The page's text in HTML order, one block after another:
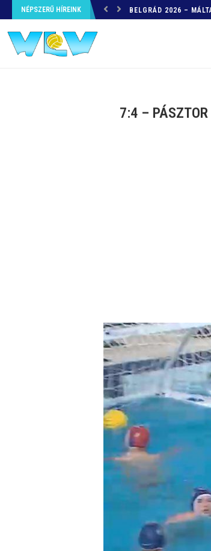
NÉPSZERŰ HÍREINK
BELGRÁD 2026 –
7:4 –